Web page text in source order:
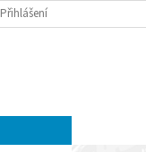
OBCHODNÍ PODMÍNKY
Přihlášení